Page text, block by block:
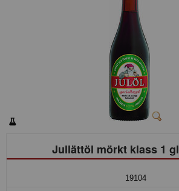
Jullättöl mörkt klass 1
19104